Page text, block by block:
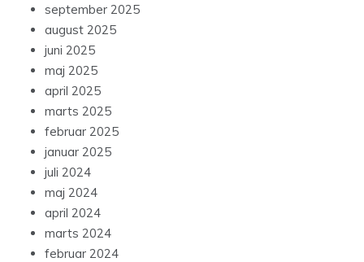
september 2025
august 2025
juni 2025
maj 2025
april 2025
marts 2025
februar 2025
januar 2025
juli 2024
maj 2024
april 2024
marts 2024
februar 2024